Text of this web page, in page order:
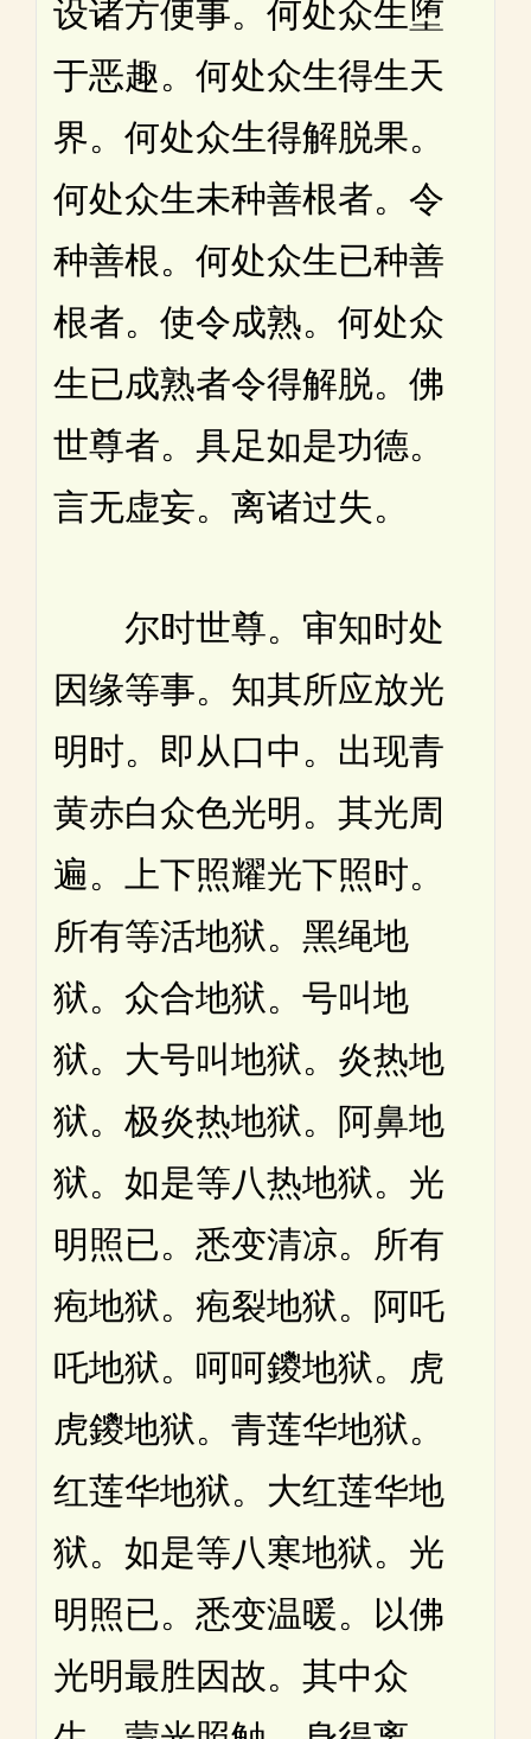
设诸方便事。何处众生堕
于恶趣。何处众生得生天
界。何处众生得解脱果。
何处众生未种善根者。令
种善根。何处众生已种善
根者。使令成熟。何处众
生已成熟者令得解脱。佛
世尊者。具足如是功德。
言无虚妄。离诸过失。
尔时世尊。审知时处
因缘等事。知其所应放光
明时。即从口中。出现青
黄赤白众色光明。其光周
遍。上下照耀光下照时。
所有等活地狱。黑绳地
狱。众合地狱。号叫地
狱。大号叫地狱。炎热地
狱。极炎热地狱。阿鼻地
狱。如是等八热地狱。光
明照已。悉变清凉。所有
疱地狱。疱裂地狱。阿吒
吒地狱。呵呵鑁地狱。虎
虎鑁地狱。青莲华地狱。
红莲华地狱。大红莲华地
狱。如是等八寒地狱。光
明照已。悉变温暖。以佛
光明最胜因故。其中众